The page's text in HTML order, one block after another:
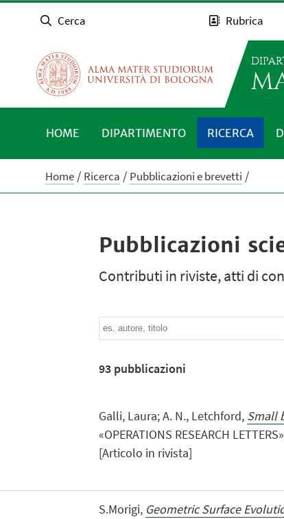
Cerca Rubrica
HOME DIPARTIMENTO RICERCA
Home Ricerca Pubblicazioni e brevetti
Pubblicazioni
Contributi in riviste, atti di
93pubblicazioni
Galli, Laura; A. N., Letchford, Small
«OPERATIONS RESEARCH
[Articolo in rivista]
S.Morigi, Geometric Surface